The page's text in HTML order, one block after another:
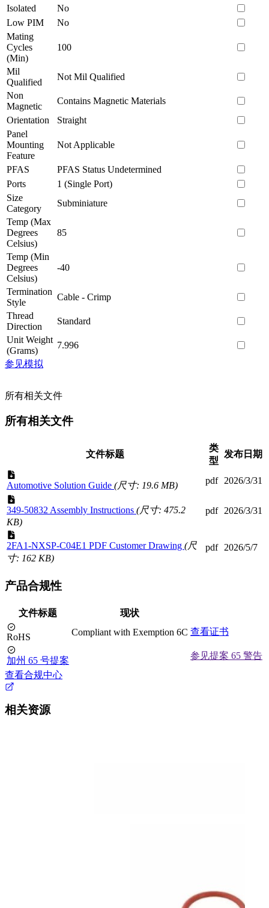
Isolated
No
Low PIM
No
Mating
Cycles
(Min)
100
Mil
Qualified
Not Mil Qualified
Non
Magnetic
Contains Magnetic Materials
Orientation
Straight
Panel
Mounting
Feature
Not Applicable
PFAS
PFAS Status Undetermined
Ports
1 (Single Port)
Size
Category
Subminiature
Temp (Max
Degrees
Celsius)
85
Temp (Min
Degrees
Celsius)
-40
Termination
Style
Cable - Crimp
Thread
Direction
Standard
Unit Weight
(Grams)
7.996
参见模拟
所有相关文件
所有相关文件
文件标题
类
型
发布日期
Automotive Solution Guide (尺寸: 19.6 MB) pdf 2026/3/31
349-50832 Assembly Instructions (尺寸: 475.2
KB)
pdf 2026/3/31
2FA1-NXSP-C04E1 PDF Customer Drawing (尺
寸: 162 KB)
pdf 2026/5/7
产品合规性
文件标题 现状
RoHS Compliant with Exemption 6C 查看证书
加州 65 号提案
参见提案 65 警告
查看合规中心
相关资源